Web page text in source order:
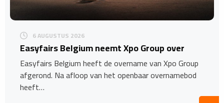
6 AUGUSTUS 2026
Easyfairs Belgium neemt Xpo Group over
Easyfairs Belgium heeft de overname van Xpo Group
afgerond. Na afloop van het openbaar overnamebod
heeft…